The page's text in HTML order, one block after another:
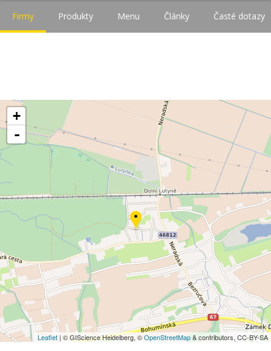
Firmy Produkty Menu Články Časté dotazy
+
-
Leaflet | © GIScience Heidelberg, ©OpenStreetMap& contributors, CC-BY-SA